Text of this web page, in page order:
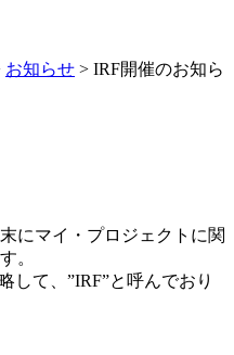
お知らせ > IRF開催のお知ら
にマイ・プロジェクトに関
。
して、”IRF”と呼んでおり